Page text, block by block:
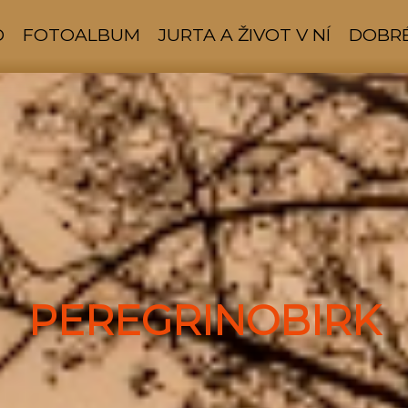
FOTOALBUM JURTA A ŽIVOT V NÍ
PEREGRINOBIRK